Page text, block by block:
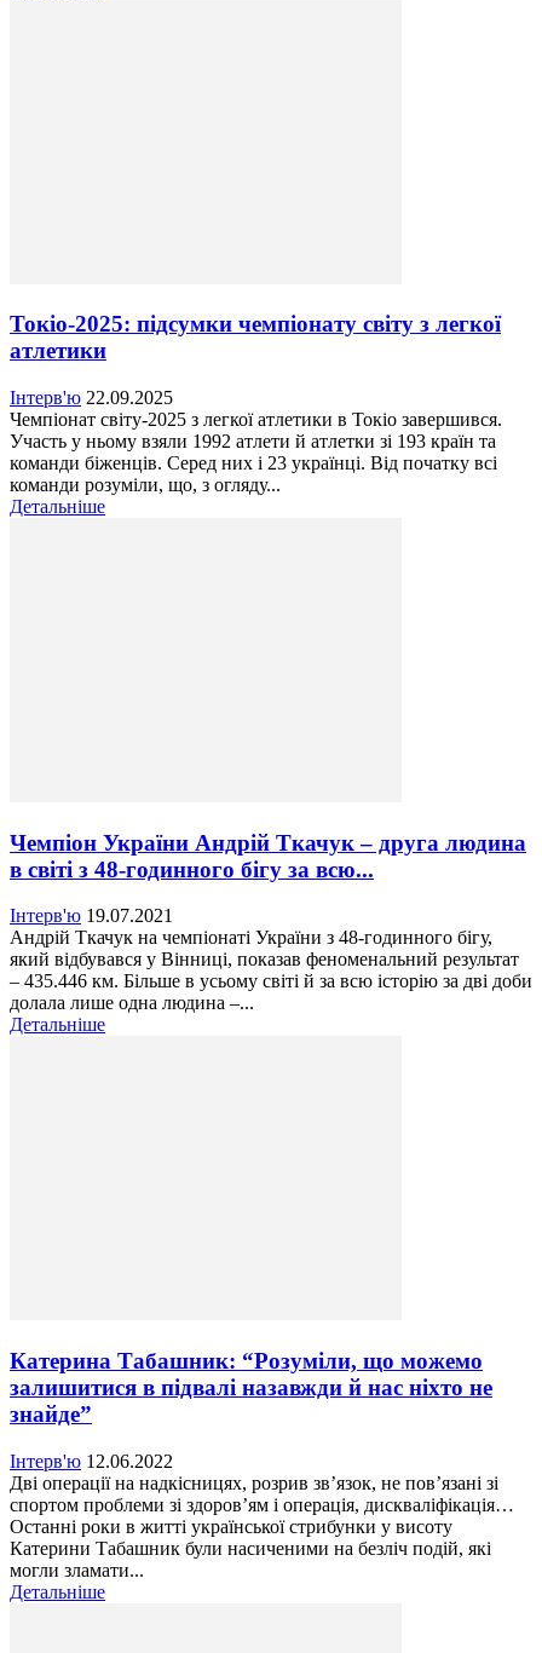
Токіо-2025: підсумки чемпіонату світу з легкої
атлетики
Інтерв'ю 22.09.2025
Чемпіонат світу-2025 з легкої атлетики в Токіо завершився.
Участь у ньому взяли 1992 атлети й атлетки зі 193 країн та
команди біженців. Серед них і 23 українці. Від початку всі
команди розуміли, що, з огляду...
Детальніше
Чемпіон України Андрій Ткачук – друга людина
в світі з 48-годинного бігу за всю...
Інтерв'ю 19.07.2021
Андрій Ткачук на чемпіонаті України з 48-годинного бігу,
який відбувався у Вінниці, показав феноменальний результат
– 435.446 км. Більше в усьому світі й за всю історію за дві доби
долала лише одна людина –...
Детальніше
Катерина Табашник: “Розуміли, що можемо
залишитися в підвалі назавжди й нас ніхто не
знайде”
Інтерв'ю 12.06.2022
Дві операції на надкісницях, розрив зв’язок, не пов’язані зі
спортом проблеми зі здоров’ям і операція, дискваліфікація…
Останні роки в житті української стрибунки у висоту
Катерини Табашник були насиченими на безліч подій, які
могли зламати...
Детальніше